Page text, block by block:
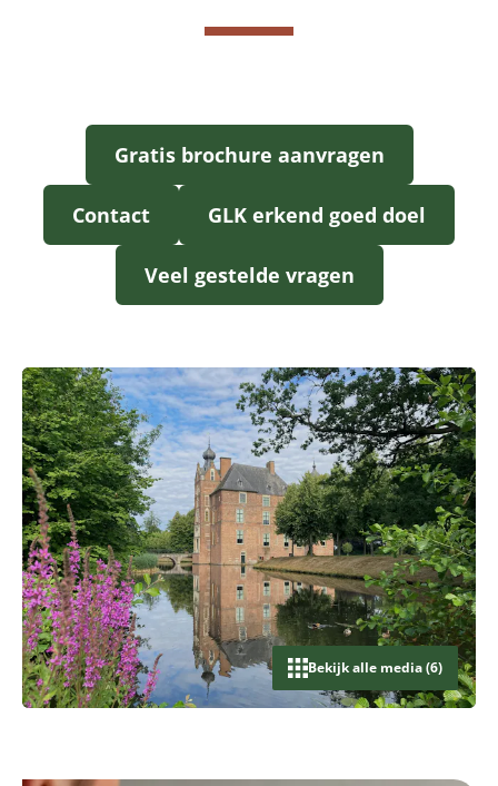
Gratis brochure aanvragen
Contact GLK erkend goed doel
Veel gestelde vragen
Bekijk alle media (6)